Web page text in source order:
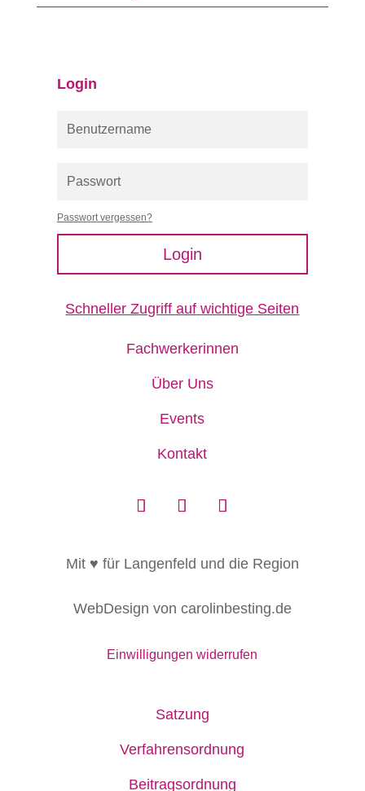
Login
Passwort vergessen?
Login
Schneller Zugriff auf wichtige Seiten
Fachwerkerinnen
Über Uns
Events
Kontakt
Mit ♥ für Langenfeld und die Region
WebDesign von carolinbesting.de
Einwilligungen widerrufen
Satzung
Verfahrensordnung
Beitragsordnung